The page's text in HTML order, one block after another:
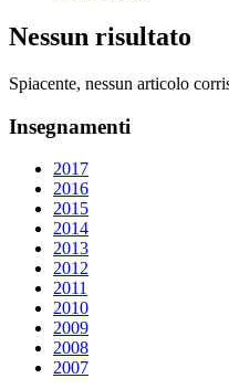
Nessun risultato
Spiacente, nessun articolo
Insegnamenti
2017
2016
2015
2014
2013
2012
2011
2010
2009
2008
2007